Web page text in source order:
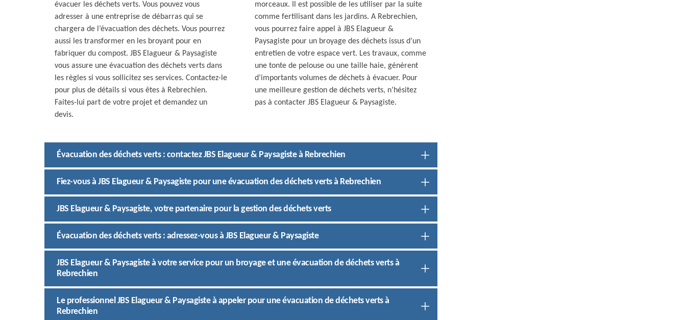
évacuer les déchets verts. Vous pouvez vous
adresser à une entreprise de débarras qui se
chargera de l’évacuation des déchets. Vous pourrez
aussi les transformer en les broyant pour en
fabriquer du compost. JBS Elagueur & Paysagiste
vous assure une évacuation des déchets verts dans
les règles si vous sollicitez ses services. Contactez-le
pour plus de détails si vous êtes à Rebrechien.
Faites-lui part de votre projet et demandez un
devis.
morceaux. Il est possible de les utiliser par la suite
comme fertilisant dans les jardins. A Rebrechien,
vous pourrez faire appel à JBS Elagueur &
Paysagiste pour un broyage des déchets issus d’un
entretien de votre espace vert. Les travaux, comme
une tonte de pelouse ou une taille haie, génèrent
d’importants volumes de déchets à évacuer. Pour
une meilleure gestion de déchets verts, n’hésitez
pas à contacter JBS Elagueur & Paysagiste.
Évacuation des déchets verts : contactez JBS Elagueur & Paysagiste à Rebrechien
Fiez-vous à JBS Elagueur & Paysagiste pour une évacuation des déchets verts à Rebrechien
JBS Elagueur & Paysagiste, votre partenaire pour la gestion des déchets verts
Évacuation des déchets verts : adressez-vous à JBS Elagueur & Paysagiste
JBS Elagueur & Paysagiste à votre service pour un broyage et une évacuation de déchets verts à
Rebrechien
Le professionnel JBS Elagueur & Paysagiste à appeler pour une évacuation de déchets verts à
Rebrechien